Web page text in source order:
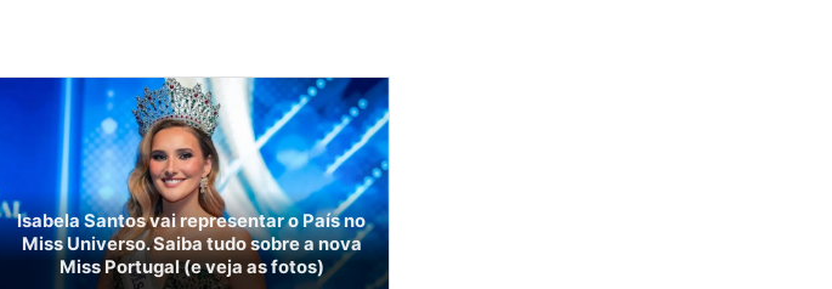
Isabela Santos vai representar o País no
Miss Universo. Saiba tudo sobre a nova
Miss Portugal (e veja as fotos)